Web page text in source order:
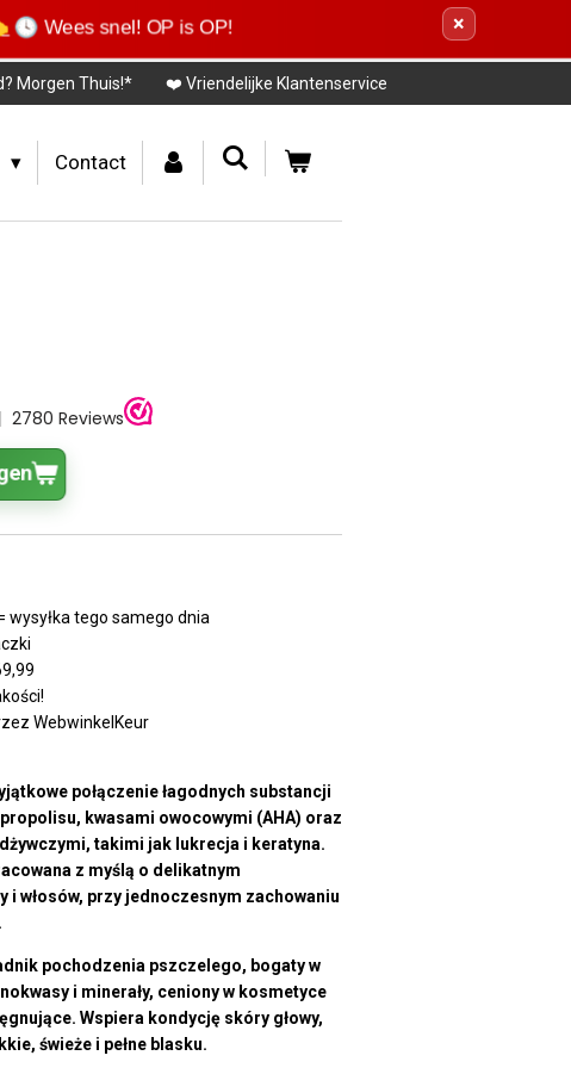
🕓 Wees snel! OP is OP! ×
Morgen Thuis!* ❤️ Vriendelijke Klantenservice
Contact
wysyłka tego samego dnia
WebwinkelKeur
połączenie łagodnych substancji
kwasami owocowymi (AHA) oraz
takimi jak lukrecja i keratyna.
z myślą o delikatnym
i włosów, przy jednoczesnym zachowaniu
pochodzenia pszczelego, bogaty w
i minerały, ceniony w kosmetyce
Wspiera kondycję skóry głowy,
świeże i pełne blasku.